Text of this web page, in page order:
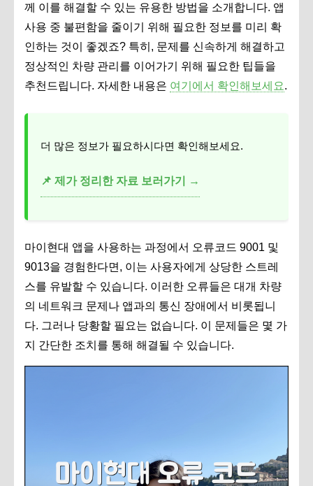
께 이를 해결할 수 있는 유용한 방법을 소개합니다. 앱
사용 중 불편함을 줄이기 위해 필요한 정보를 미리 확
인하는 것이 좋겠죠? 특히, 문제를 신속하게 해결하고
정상적인 차량 관리를 이어가기 위해 필요한 팁들을
추천드립니다. 자세한 내용은 여기에서 확인해보세요.
더 많은 정보가 필요하시다면 확인해보세요.
📌 제가 정리한 자료 보러가기 →
마이현대 앱을 사용하는 과정에서 오류코드 9001 및
9013을 경험한다면, 이는 사용자에게 상당한 스트레
스를 유발할 수 있습니다. 이러한 오류들은 대개 차량
의 네트워크 문제나 앱과의 통신 장애에서 비롯됩니
다. 그러나 당황할 필요는 없습니다. 이 문제들은 몇 가
지 간단한 조치를 통해 해결될 수 있습니다.